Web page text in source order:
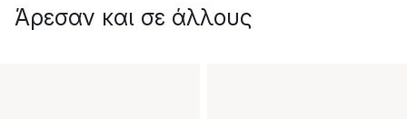
Άρεσαν και σε άλλους